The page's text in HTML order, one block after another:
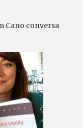
Cano conversa